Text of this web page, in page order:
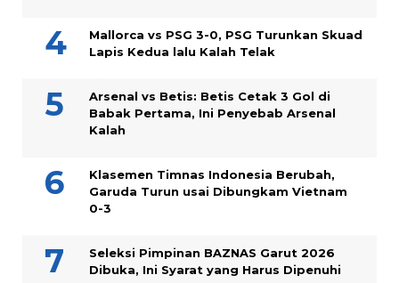
Mallorca vs PSG 3-0, PSG Turunkan Skuad
Lapis Kedua lalu Kalah Telak
Arsenal vs Betis: Betis Cetak 3 Gol di
Babak Pertama, Ini Penyebab Arsenal
Kalah
Klasemen Timnas Indonesia Berubah,
Garuda Turun usai Dibungkam Vietnam
0-3
Seleksi Pimpinan BAZNAS Garut 2026
Dibuka, Ini Syarat yang Harus Dipenuhi